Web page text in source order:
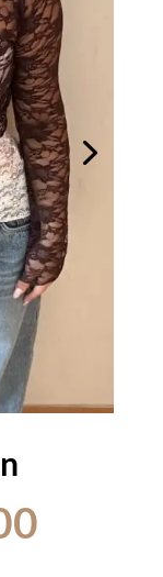
El
precio